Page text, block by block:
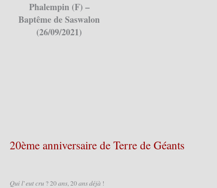
Phalempin (F) –
Baptême de Saswalon
(26/09/2021)
20ème anniversaire de Terre de Géants
𝑄𝑢𝑖 𝑙’𝑒𝑢𝑡 𝑐𝑟𝑢 ? 20 𝑎𝑛𝑠, 20 𝑎𝑛𝑠 𝑑𝑒́𝑗𝑎̀ !